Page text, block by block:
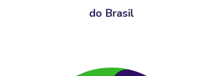
do Brasil